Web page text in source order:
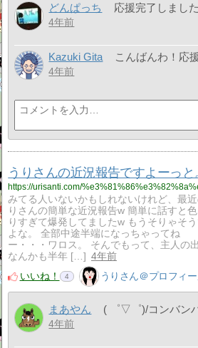
どんぱっち 応援完了しまし
4年前
Kazuki Gita こんばんわ！応
4年前
うりさんの近況報告ですよーっと
みてる人いないかもしれないけれど、最近
りさんの簡単な近況報告w 簡単に話すと
りすぎて爆発してましたw もうそりゃそ
よな。 全部中途半端になっちゃってね
ー・・・ワロス。 そんでもって、主人の
なんかも半年 […]
4年前
いいね！
4 うりさん＠プロフィール見てね！はてぶ、応援よろ
まあやん ( ゜▽゜)/コンバン
4年前